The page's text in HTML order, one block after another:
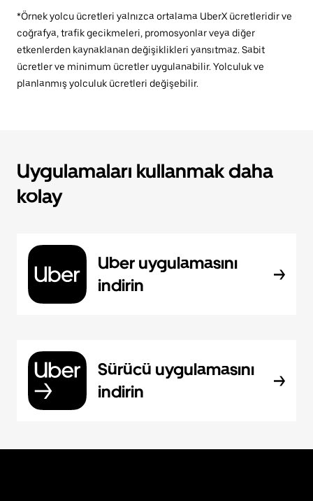
*Örnek yolcu ücretleri yalnızca ortalama UberX ücretleridir ve
coğrafya, trafik gecikmeleri, promosyonlar veya diğer
etkenlerden kaynaklanan değişiklikleri yansıtmaz. Sabit
ücretler ve minimum ücretler uygulanabilir. Yolculuk ve
planlanmış yolculuk ücretleri değişebilir.
Uygulamaları kullanmak daha
kolay
Uber uygulamasını
indirin
Sürücü uygulamasını
indirin